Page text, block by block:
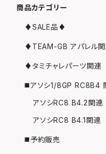
商品カテゴリー
♦︎SALE品♦︎
♦︎TEAM-GB アパレル
♦︎タミチャレパーツ関連
◼️アソシ1/8GP RC8B4
アソシRC8 B4.2関連
アソシRC8 B4.1関連
◼️予約販売